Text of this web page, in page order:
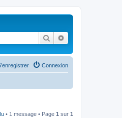
Rechercher
Connexion
• 1 message • Page 1 sur 1